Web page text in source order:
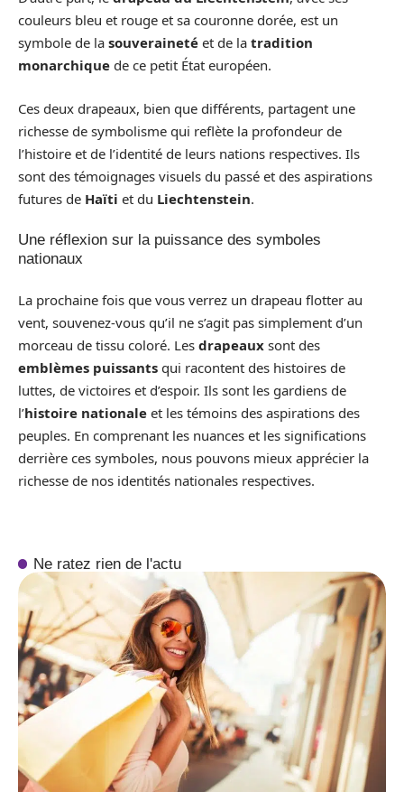
couleurs bleu et rouge et sa couronne dorée, est un
symbole de la souveraineté et de la tradition
monarchique de ce petit État européen.
Ces deux drapeaux, bien que différents, partagent une
richesse de symbolisme qui reflète la profondeur de
l’histoire et de l’identité de leurs nations respectives. Ils
sont des témoignages visuels du passé et des aspirations
futures de Haïti et du Liechtenstein.
Une réflexion sur la puissance des symboles
nationaux
La prochaine fois que vous verrez un drapeau flotter au
vent, souvenez-vous qu’il ne s’agit pas simplement d’un
morceau de tissu coloré. Les drapeaux sont des
emblèmes puissants qui racontent des histoires de
luttes, de victoires et d’espoir. Ils sont les gardiens de
l’histoire nationale et les témoins des aspirations des
peuples. En comprenant les nuances et les significations
derrière ces symboles, nous pouvons mieux apprécier la
richesse de nos identités nationales respectives.
Ne ratez rien de l'actu